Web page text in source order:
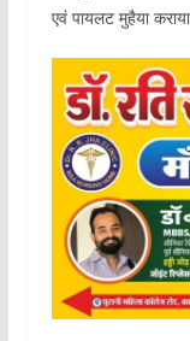
एवं पायलट मुहैया